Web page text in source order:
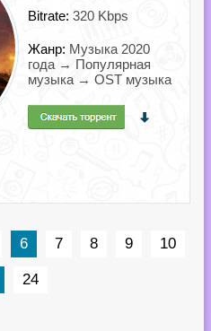
Bitrate: 320 Kbps
Жанр: Музыка 2020
года → Популярная
музыка → OST музыка
6 7 8 9 10
24